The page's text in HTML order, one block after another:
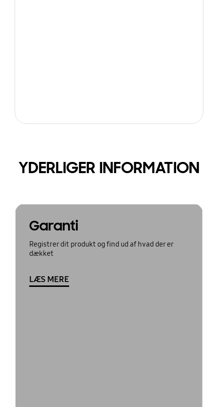
YDERLIGER INFORMATION
Garanti
Registrer dit produkt og find ud af hvad der er
dækket
LÆS MERE